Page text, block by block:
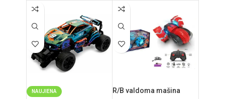
x 34 cm
Dalių skaičius: 19
Produkto medžiaga: plastikas
(PVC)
Rekomenduojamas amžius:
nuo 5 metų
Elementai: 2 x AA
(nepridedamos)
x 8 x 6 cm
Rekomenduojamas amžius:
nuo 6 metų
Reiklaingi elementai: 2xAA
pulteliui + 3xAA mašinai
NAUJIENA R/B valdoma mašina